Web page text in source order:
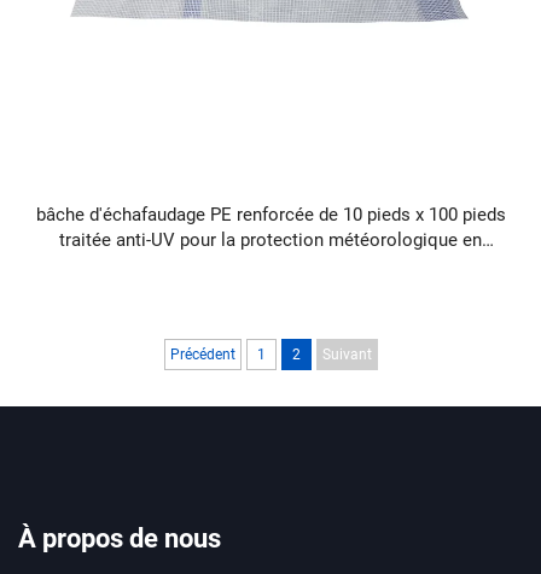
bâche d'échafaudage PE renforcée de 10 pieds x 100 pieds
traitée anti-UV pour la protection météorologique en
Précédent 1 2 Suivant
À propos de nous